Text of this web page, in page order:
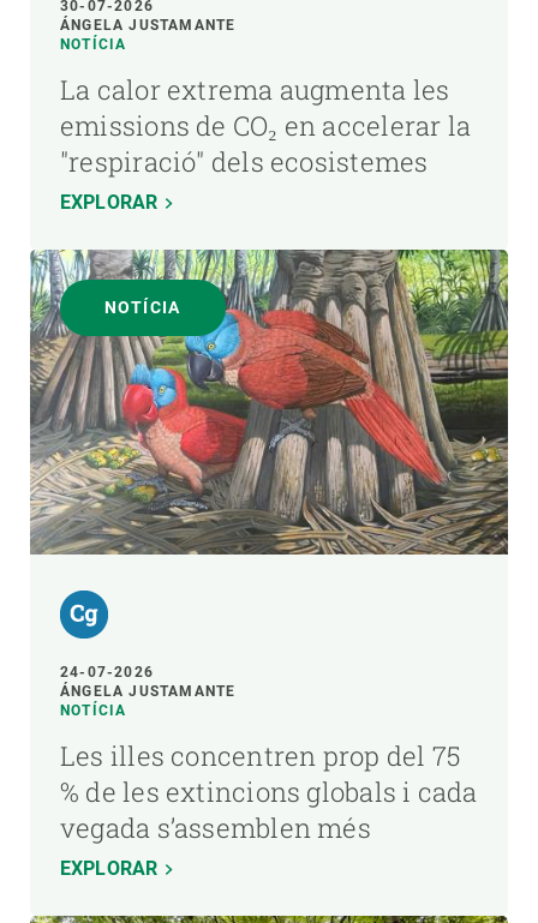
30-07-2026
ÁNGELA JUSTAMANTE
NOTÍCIA
La calor extrema augmenta les
emissions de CO₂ en accelerar la
"respiració" dels ecosistemes
EXPLORAR
NOTÍCIA
24-07-2026
ÁNGELA JUSTAMANTE
NOTÍCIA
Les illes concentren prop del 75
% de les extincions globals i cada
vegada s’assemblen més
EXPLORAR